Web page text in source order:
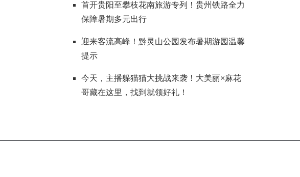
首开贵阳至攀枝花南旅游专列！贵州铁路全力
保障暑期多元出行
迎来客流高峰！黔灵山公园发布暑期游园温馨
提示
今天，主播躲猫猫大挑战来袭！大美丽×麻花
哥藏在这里，找到就领好礼！